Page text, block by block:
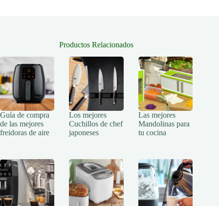
Productos Relacionados
Guía de compra
de las mejores
freidoras de aire
Los mejores
Cuchillos de chef
japoneses
Las mejores
Mandolinas para
tu cocina